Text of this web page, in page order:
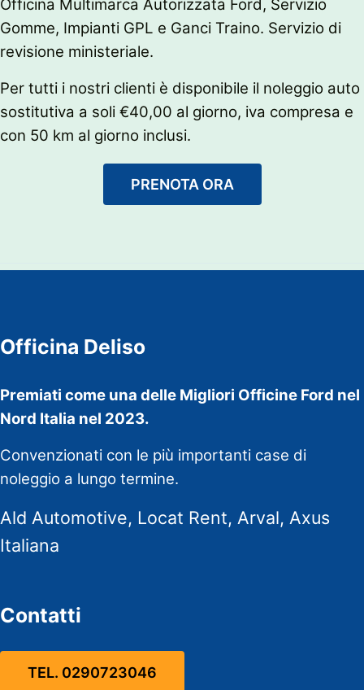
Officina Multimarca Autorizzata Ford, Servizio
Gomme, Impianti GPL e Ganci Traino. Servizio di
revisione ministeriale.
Per tutti i nostri clienti è disponibile il noleggio auto
sostitutiva a soli €40,00 al giorno, iva compresa e
con 50 km al giorno inclusi.
PRENOTA ORA
Officina Deliso
Premiati come una delle Migliori Officine Ford nel
Nord Italia nel 2023.
Convenzionati con le più importanti case di
noleggio a lungo termine.
Ald Automotive, Locat Rent, Arval, Axus
Italiana
Contatti
TEL. 0290723046